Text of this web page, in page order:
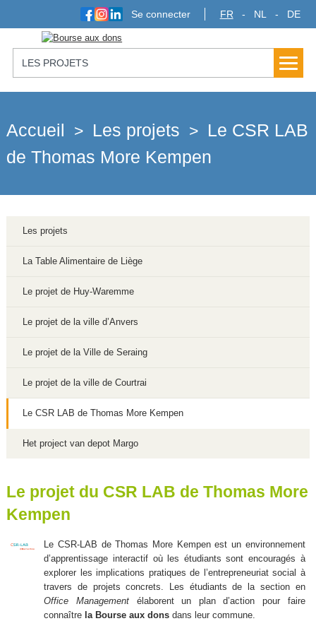
FR NL DE
Se connecter
LES PROJETS
Accueil > Les projets >
Le CSR LAB
de Thomas More Kempen
Les projets
La Table Alimentaire de Liège
Le projet de Huy-Waremme
Le projet de la ville d’Anvers
Le projet de la Ville de Seraing
Le projet de la ville de Courtrai
Le CSR LAB de Thomas More Kempen
Het project van depot Margo
Le projet du CSR LAB de Thomas More
Kempen
Le CSR-LAB de Thomas More Kempen est un environnement
d’apprentissage interactif où les étudiants sont encouragés à
explorer les implications pratiques de l’entrepreneuriat social à
travers de projets concrets. Les étudiants de la section en
Office Managementélaborent un plan d’action pour faire
connaître la Bourse aux dons dans leur commune.